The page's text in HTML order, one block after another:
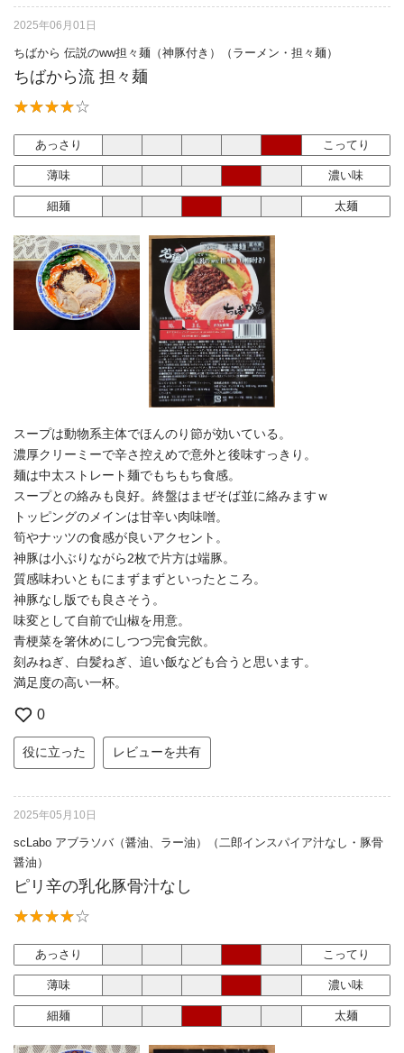
2025年06月01日
ちばから 伝説のww担々麺（神豚付き）（ラーメン・担々麺）
ちばから流 担々麺
あっさり こってり
薄味 濃い味
細麺 太麺
スープは動物系主体でほんのり節が効いている。
濃厚クリーミーで辛さ控えめで意外と後味すっきり。
麺は中太ストレート麺でもちもち食感。
スープとの絡みも良好。終盤はまぜそば並に絡みますｗ
トッピングのメインは甘辛い肉味噌。
筍やナッツの食感が良いアクセント。
神豚は小ぶりながら2枚で片方は端豚。
質感味わいともにまずまずといったところ。
神豚なし版でも良さそう。
味変として自前で山椒を用意。
青梗菜を箸休めにしつつ完食完飲。
刻みねぎ、白髪ねぎ、追い飯なども合うと思います。
満足度の高い一杯。
0
役に立った レビューを共有
2025年05月10日
scLabo アブラソバ（醤油、ラー油）（二郎インスパイア汁なし・豚骨
醤油）
ピリ辛の乳化豚骨汁なし
あっさり こってり
薄味 濃い味
細麺 太麺